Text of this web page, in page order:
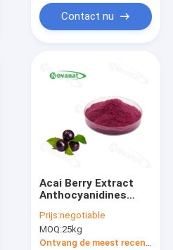
Contact nu
Acai Berry Extract
Anthocyanidines
Poeder Krachtige
Antioxidanten / Clean
Label
Prijs:negotiable
MOQ:25kg
Ontvang de meest recente Prijs